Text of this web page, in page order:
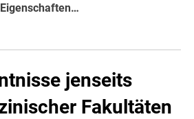
jenseits
Fakultäten